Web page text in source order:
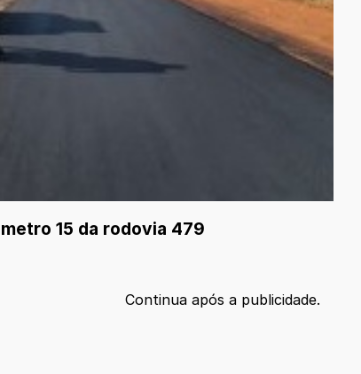
15 da rodovia 479
Continua após a publicidade.